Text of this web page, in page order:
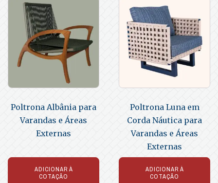
Poltrona Albânia para
Varandas e Áreas
Externas
ADICIONAR À
COTAÇÃO
Poltrona Luna em
Corda Náutica para
Varandas e Áreas
Externas
ADICIONAR À
COTAÇÃO